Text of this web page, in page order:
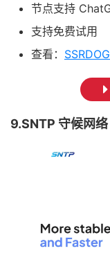
节点支持
支持免费试用
查看：
9.SNTP 守候网络